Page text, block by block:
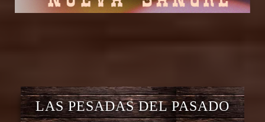
LAS PESADAS DEL PASADO